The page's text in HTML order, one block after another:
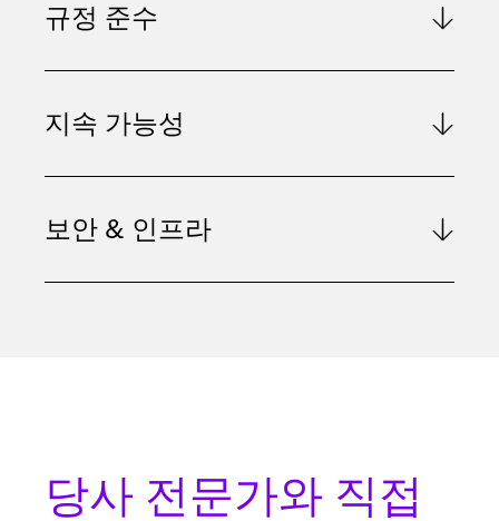
규정 준수
지속 가능성
보안 & 인프라
당사 전문가와 직접